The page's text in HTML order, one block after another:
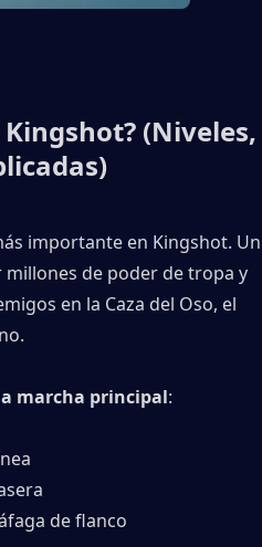
(Niveles,
importante en Kingshot. Un
de poder de tropa y
en la Caza del Oso, el
marcha principal:
de flanco